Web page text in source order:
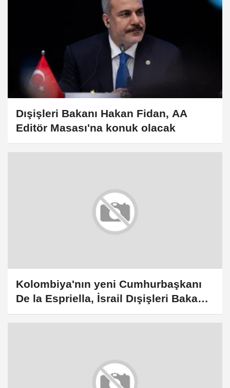
Dışişleri Bakanı Hakan Fidan, AA
Editör Masası'na konuk olacak
Kolombiya'nın yeni Cumhurbaşkanı
De la Espriella, İsrail Dışişleri Bakanı
Saar ile görüştü